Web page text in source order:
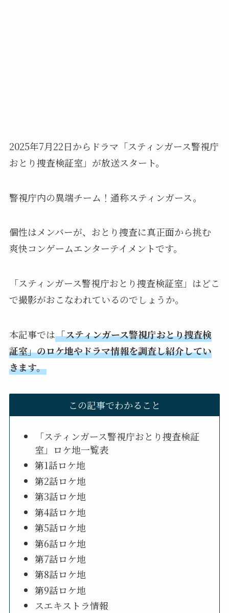
2025年7月22日からドラマ「スティンガース警視庁
おとり捜査検証室」が放送スタート。
警視庁内の異端チーム！通称スティンガース。
個性はメンバーが、おとり捜査に真正面から挑む
爽快コンゲームエンターテイメントです。
「スティンガース警視庁おとり捜査検証室」はどこ
で撮影がおこなわれているのでしょうか。
本記事では「スティンガース警視庁おとり捜査検
証室」のロケ地やドラマ情報を調査し紹介してい
きます。
この記事でわかること
「スティンガース警視庁おとり捜査検証
室」ロケ地一覧表
第1話ロケ地
第2話ロケ地
第3話ロケ地
第4話ロケ地
第5話ロケ地
第6話ロケ地
第7話ロケ地
第8話ロケ地
第9話ロケ地
スエキストラ情報